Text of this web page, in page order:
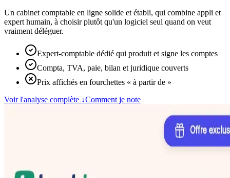
Un cabinet comptable en ligne solide et établi, qui combine appli et
expert humain, à choisir plutôt qu'un logiciel seul quand on veut
vraiment déléguer.
Expert-comptable dédié qui produit et signe les comptes
Compta, TVA, paie, bilan et juridique couverts
Prix affichés en fourchettes « à partir de »
Voir l'analyse complète ↓Comment je note